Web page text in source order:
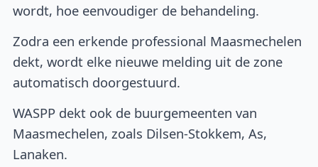
wordt, hoe eenvoudiger de behandeling.
Zodra een erkende professional Maasmechelen
dekt, wordt elke nieuwe melding uit de zone
automatisch doorgestuurd.
WASPP dekt ook de buurgemeenten van
Maasmechelen, zoals Dilsen-Stokkem, As,
Lanaken.